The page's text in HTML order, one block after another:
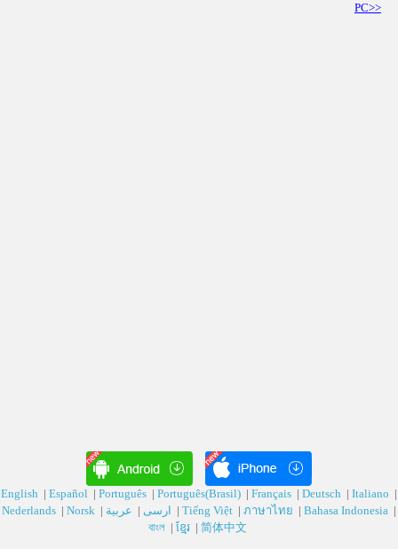
PC>>
English | Español | Português | Português(Brasil) | Français | Deutsch‎ | Italiano |
Nederlands | Norsk | | | Tiếng Việt | ภาษาไทย | Bahasa Indonesia |
বাংল | ខ្មែរ | 简体中文